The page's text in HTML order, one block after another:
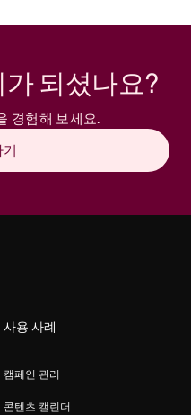
되셨나요?
경험해 보세요.
사용 사례
캠페인 관리
콘텐츠 캘린더